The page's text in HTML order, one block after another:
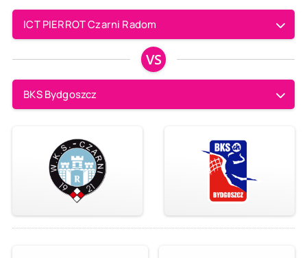
ICT PIERROT Czarni Radom
VS
BKS Bydgoszcz